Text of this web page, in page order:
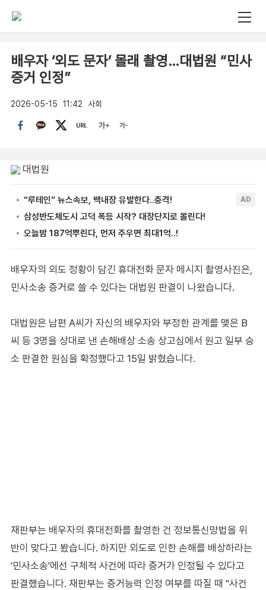
배우자 ‘외도 문자’ 몰래 촬영…대법원 “민사
증거 인정”
2026-05-15 11:42 사회
대법원
배우자의 외도 정황이 담긴 휴대전화 문자 메시지 촬영사진은,
민사소송 증거로 쓸 수 있다는 대법원 판결이 나왔습니다.
대법원은 남편 A씨가 자신의 배우자와 부정한 관계를 맺은 B
씨 등 3명을 상대로 낸 손해배상 소송 상고심에서 원고 일부 승
소 판결한 원심을 확정했다고 15일 밝혔습니다.
재판부는 배우자의 휴대전화를 촬영한 건 정보통신망법을 위
반이 맞다고 봤습니다. 하지만 외도로 인한 손해를 배상하라는
'민사소송'에선 구체적 사건에 따라 증거가 인정될 수 있다고
판결했습니다. 재판부는 증거능력 인정 여부를 따질 때 "사건